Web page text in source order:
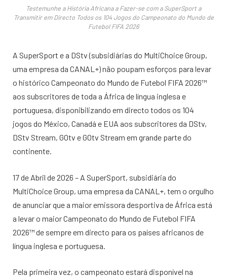
Testemunhe a História Africana a Fazer-se com a SuperSport a
Transmitir em Directo Todos os 104 Jogos do Campeonato do Mundo de
Futebol FIFA 2026
A SuperSport e a DStv (subsidiárias do MultiChoice Group,
uma empresa da CANAL+) não poupam esforços para levar
o histórico Campeonato do Mundo de Futebol FIFA 2026™️
aos subscritores de toda a África de língua inglesa e
portuguesa, disponibilizando em directo todos os 104
jogos do México, Canadá e EUA aos subscritores da DStv,
DStv Stream, GOtv e GOtv Stream em grande parte do
continente.
17 de Abril de 2026 – A SuperSport, subsidiária do
MultiChoice Group, uma empresa da CANAL+, tem o orgulho
de anunciar que a maior emissora desportiva de África está
a levar o maior Campeonato do Mundo de Futebol FIFA
2026™️ de sempre em directo para os países africanos de
língua inglesa e portuguesa.
Pela primeira vez, o campeonato estará disponível na